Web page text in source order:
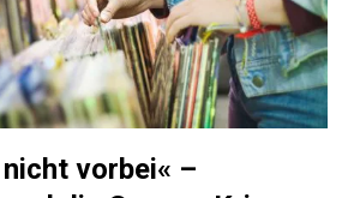
vorbei« –